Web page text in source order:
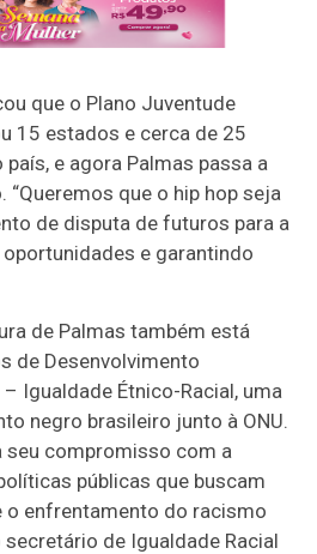
que o Plano Juventude
15 estados e cerca de 25
e agora Palmas passa a
que o hip hop seja
de disputa de futuros para a
e garantindo
de Palmas também está
de Desenvolvimento
Igualdade Étnico-Racial, uma
negro brasileiro junto à ONU.
seu compromisso com a
públicas que buscam
o enfrentamento do racismo
secretário de Igualdade Racial